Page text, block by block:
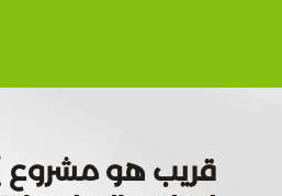
قريب هو مشروع